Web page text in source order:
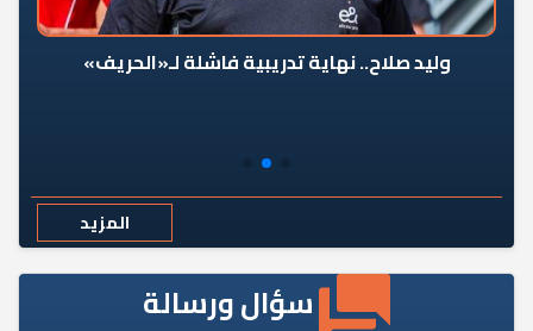
وليد صلاح.. نهاية تدريبية فاشلة لـ«الحريف»
المزيد
سؤال ورسالة